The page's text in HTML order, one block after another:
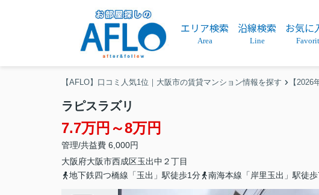
エリア検索
Area
沿線検索
Line
お気に
【AFLO】口コミ人気1位｜大阪市の賃貸マンション情報を探す 【
ラピスラズリ
7.7万円～8万円
管理/共益費 6,000円
大阪府大阪市西成区玉出中 ２丁目
地下鉄四つ橋線「玉出」駅徒歩1分
南海本線「岸里玉出」駅徒